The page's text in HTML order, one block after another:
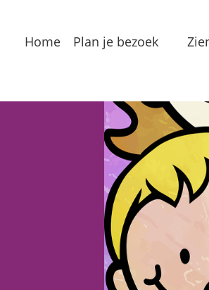
Home Plan je bezoek
Toeristeninformatie
Overnachten
Groepslocaties
Voorzieningen